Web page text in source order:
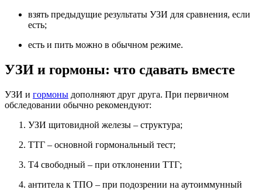
взять предыдущие результаты УЗИ для сравнения, если
есть;
есть и пить можно в обычном режиме.
УЗИ и гормоны: что сдавать вместе
УЗИ и гормоны дополняют друг друга. При первичном
обследовании обычно рекомендуют:
УЗИ щитовидной железы – структура;
ТТГ – основной гормональный тест;
Т4 свободный – при отклонении ТТГ;
антитела к ТПО – при подозрении на аутоиммунный